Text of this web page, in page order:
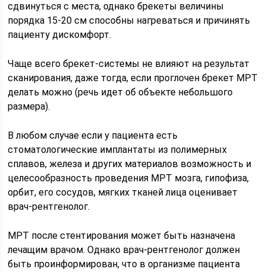
сдвинуться с места, однако брекеты величины
порядка 15-20 см способны нагреваться и причинять
пациенту дискомфорт.
Чаще всего брекет-системы не влияют на результат
сканирования, даже тогда, если проглочен брекет МРТ
делать можно (речь идет об объекте небольшого
размера).
В любом случае если у пациента есть
стоматологические имплантаты из полимерных
сплавов, железа и других материалов возможность и
целесообразность проведения МРТ мозга, гипофиза,
орбит, его сосудов, мягких тканей лица оценивает
врач-рентгенолог.
МРТ после стентирования может быть назначена
лечащим врачом. Однако врач-рентгенолог должен
быть проинформирован, что в организме пациента